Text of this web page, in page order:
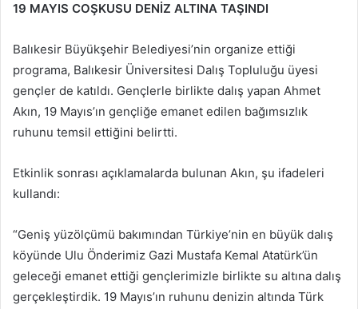
19 MAYIS COŞKUSU DENİZ ALTINA TAŞINDI
Balıkesir Büyükşehir Belediyesi’nin organize ettiği
programa, Balıkesir Üniversitesi Dalış Topluluğu üyesi
gençler de katıldı. Gençlerle birlikte dalış yapan Ahmet
Akın, 19 Mayıs’ın gençliğe emanet edilen bağımsızlık
ruhunu temsil ettiğini belirtti.
Etkinlik sonrası açıklamalarda bulunan Akın, şu ifadeleri
kullandı:
“Geniş yüzölçümü bakımından Türkiye’nin en büyük dalış
köyünde Ulu Önderimiz Gazi Mustafa Kemal Atatürk’ün
geleceği emanet ettiği gençlerimizle birlikte su altına dalış
gerçekleştirdik. 19 Mayıs’ın ruhunu denizin altında Türk